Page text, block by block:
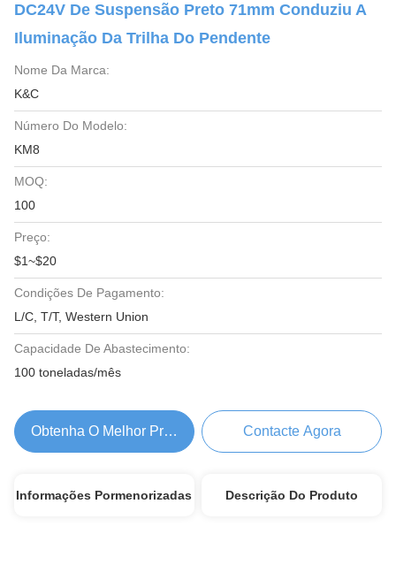
DC24V De Suspensão Preto 71mm Conduziu A
Iluminação Da Trilha Do Pendente
Nome Da Marca:
K&C
Número Do Modelo:
KM8
MOQ:
100
Preço:
$1~$20
Condições De Pagamento:
L/C, T/T, Western Union
Capacidade De Abastecimento:
100 toneladas/mês
Obtenha O Melhor Preço Contacte Agora
Informações Pormenorizadas Descrição Do Produto